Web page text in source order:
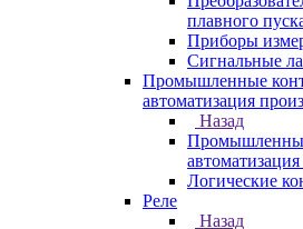
плавного
Приборы
Сигнальные
Промышленные
автоматизация
Назад
Логические
Реле
Назад